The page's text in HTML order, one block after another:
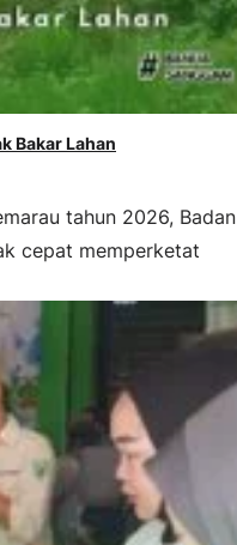
Bakar Lahan
tahun 2026, Badan
cepat memperketat